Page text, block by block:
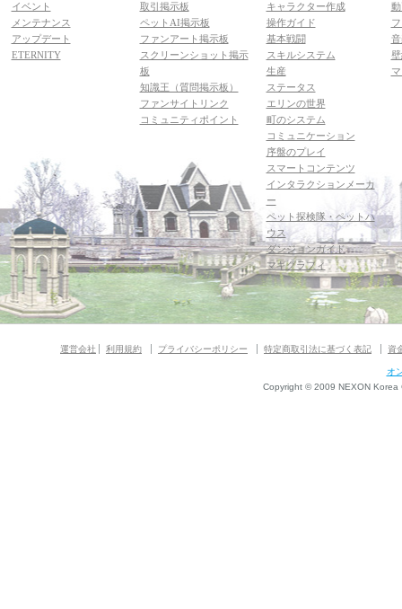
イベント
メンテナンス
アップデート
ETERNITY
取引掲示板
ペットAI掲示板
ファンアート掲示板
スクリーンショット掲示
板
知識王（質問掲示板）
ファンサイトリンク
コミュニティポイント
キャラクター作成
操作ガイド
基本戦闘
スキルシステム
生産
ステータス
エリンの世界
町のシステム
コミュニケーション
序盤のプレイ
スマートコンテンツ
インタラクションメーカ
ー
ペット探検隊・ペットハ
ウス
ダンジョンガイド
マギグラフィ
運営会社 利用規約 プライバシーポリシー 特定商取引法に基づく表記 資
オ
Copyright © 2009 NEXON Korea